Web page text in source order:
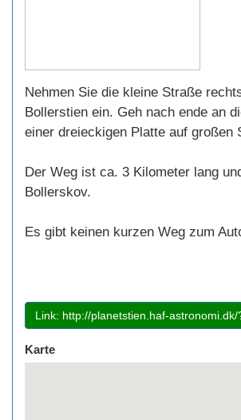
Nehmen Sie die kleine Straße
Bollerstien ein. Geh nach ende an
einer dreieckigen Platte auf großen
Der Weg ist ca. 3 Kilometer lang
Bollerskov.
Es gibt keinen kurzen Weg zum
Link: http://planetstien.haf-astronomi.dk/
Karte